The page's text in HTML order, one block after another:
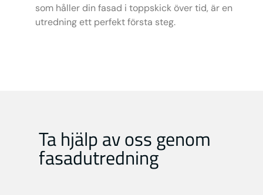
som håller din fasad i toppskick över tid, är en
utredning ett perfekt första steg.
Ta hjälp av oss genom
fasadutredning